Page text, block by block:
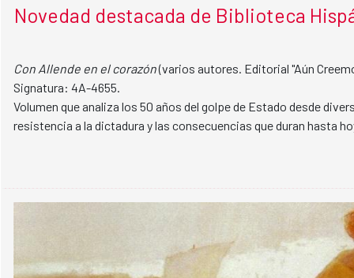
Novedad destacada de Biblioteca
Con Allende en el corazón(varios autores. Editorial "Aún
Signatura: 4A-4655.
Volumen que analiza los 50 años del golpe de Estado desde
resistencia a la dictadura y las consecuencias que duran hasta